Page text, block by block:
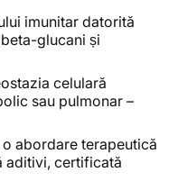
imunitar datorită
glucani și
celulară
sau pulmonar –
abordare terapeutică
aditivi, certificată